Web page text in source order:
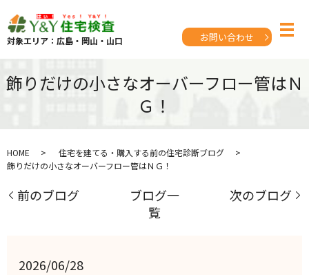
対象エリア：広島・岡山・山口 お問い合わせ
飾りだけの小さなオーバーフロー管はＮ
Ｇ！
HOME
住宅を建てる・購入する前の住宅診断ブログ
飾りだけの小さなオーバーフロー管はＮＧ！
前のブログ
ブログ一
覧
次のブログ
2026/06/28